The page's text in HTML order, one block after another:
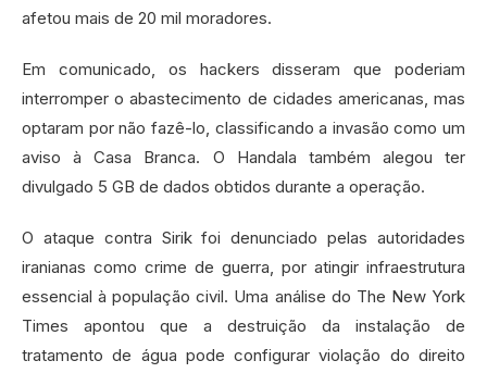
afetou mais de 20 mil moradores.
Em comunicado, os hackers disseram que poderiam
interromper o abastecimento de cidades americanas, mas
optaram por não fazê-lo, classificando a invasão como um
aviso à Casa Branca. O Handala também alegou ter
divulgado 5 GB de dados obtidos durante a operação.
O ataque contra Sirik foi denunciado pelas autoridades
iranianas como crime de guerra, por atingir infraestrutura
essencial à população civil. Uma análise do The New York
Times apontou que a destruição da instalação de
tratamento de água pode configurar violação do direito